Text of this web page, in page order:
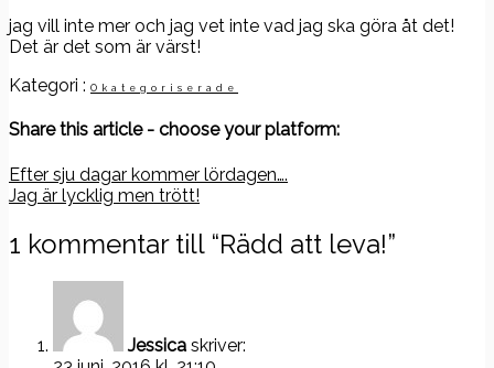
jag vill inte mer och jag vet inte vad jag ska göra åt det!
Det är det som är värst!
Kategori : Okategoriserade
Share this article - choose your platform:
Inläggsnavigering
Efter sju dagar kommer lördagen….
Jag är lycklig men trött!
1 kommentar till “Rädd att leva!”
Jessica skriver: